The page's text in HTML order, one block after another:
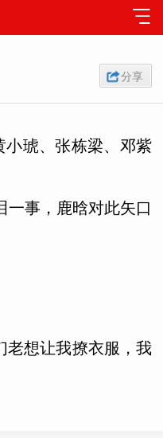
分享
小琥、张栋梁、邓紫
一事，鹿晗对此矢口
老想让我撩衣服，我